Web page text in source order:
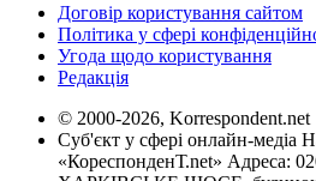
Договір користування сайтом
Політика у сфері
Угода щодо користування
Редакція
© 2000-2026, Korrespondent.net
Суб'єкт у сфері онлайн-медіа
«КореспонденТ.net» Адреса: